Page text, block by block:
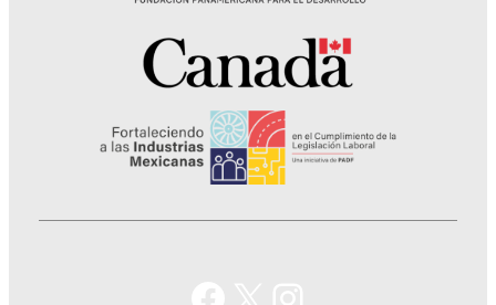
fortalecer la competitividad
empresarial
✔️ Herramientas para
promoverdiálogo social efectivo
en el centro de trabajo